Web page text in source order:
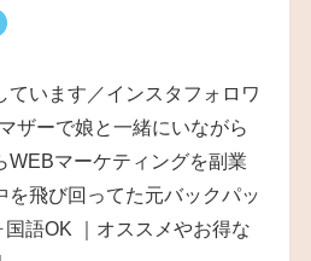
ています／インスタフォロワ
ザーで娘と一緒にいながら
WEBマーケティングを副業
を飛び回ってた元バックパッ
語OK ｜オススメやお得な